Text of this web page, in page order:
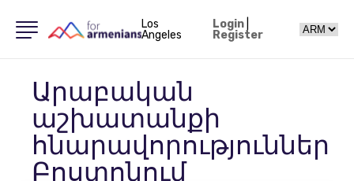
Los
Angeles
Login|
Register
Արաբական
աշխատանքի
հնարավորություններ
Բոստոնում